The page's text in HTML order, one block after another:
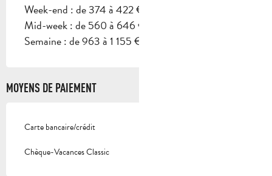
Week-end : de 374 à 422 €
Mid-week : de 560 à 646 €
Semaine : de 963 à 1 155 €.
MOYENS DE PAIEMENT
Carte bancaire/crédit
Chèque-Vacances Classic